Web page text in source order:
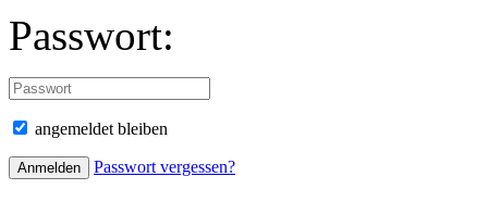
Passwort:
angemeldet bleiben
Passwort vergessen?